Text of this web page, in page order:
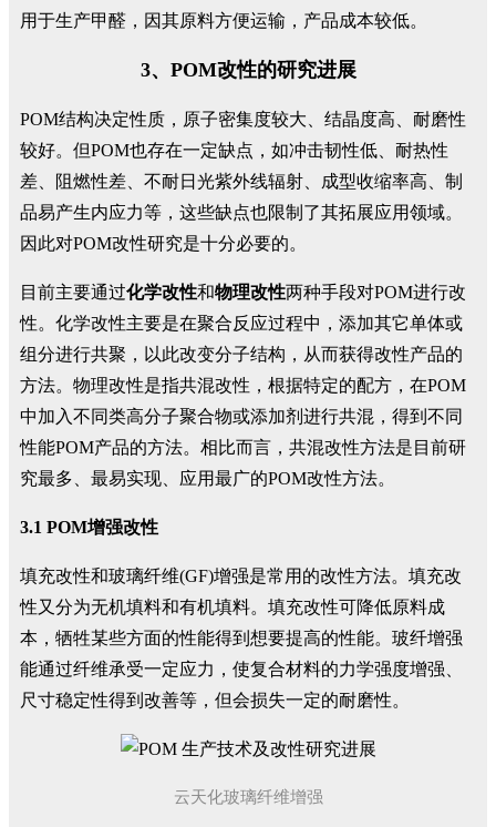
用于生产甲醛，因其原料方便运输，产品成本较低。
3、POM改性的研究进展
POM结构决定性质，原子密集度较大、结晶度高、耐磨性
较好。但POM也存在一定缺点，如冲击韧性低、耐热性
差、阻燃性差、不耐日光紫外线辐射、成型收缩率高、制
品易产生内应力等，这些缺点也限制了其拓展应用领域。
因此对POM改性研究是十分必要的。
目前主要通过化学改性和物理改性两种手段对POM进行改
性。化学改性主要是在聚合反应过程中，添加其它单体或
组分进行共聚，以此改变分子结构，从而获得改性产品的
方法。物理改性是指共混改性，根据特定的配方，在POM
中加入不同类高分子聚合物或添加剂进行共混，得到不同
性能POM产品的方法。相比而言，共混改性方法是目前研
究最多、最易实现、应用最广的POM改性方法。
3.1 POM增强改性
填充改性和玻璃纤维(GF)增强是常用的改性方法。填充改
性又分为无机填料和有机填料。填充改性可降低原料成
本，牺牲某些方面的性能得到想要提高的性能。玻纤增强
能通过纤维承受一定应力，使复合材料的力学强度增强、
尺寸稳定性得到改善等，但会损失一定的耐磨性。
云天化玻璃纤维增强